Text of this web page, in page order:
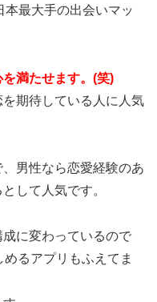
最大手の出会いマッ
満たせます。(笑)
期待している人に人気
男性なら恋愛経験のあ
して人気です。
に変わっているので
るアプリもふえてま